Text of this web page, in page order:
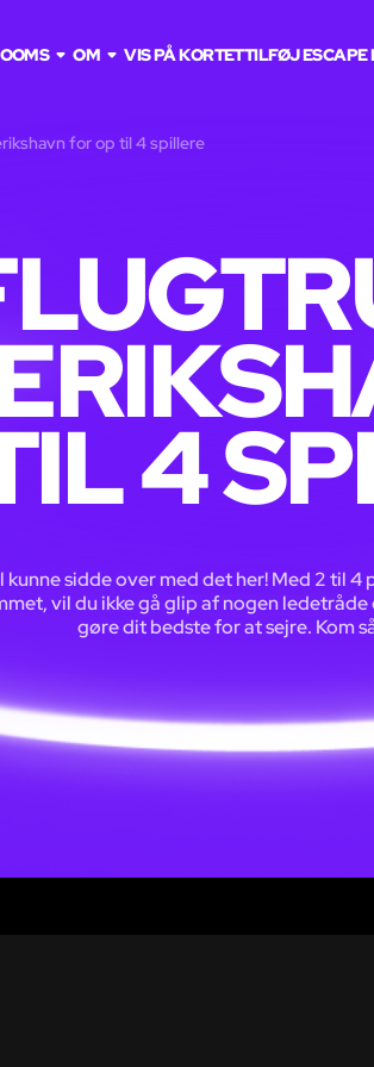
OM VIS PÅ KORTETTILFØJ ESCAPE
for op til 4 spillere
4
kunne sidde over med det her! Med 2 til 4
vil du ikke gå glip af nogen ledetråde
gøre dit bedste for at sejre. Kom